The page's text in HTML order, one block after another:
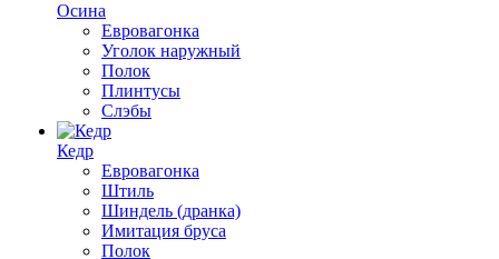
Осина
Евровагонка
Уголок наружный
Полок
Плинтусы
Слэбы
Кедр
Евровагонка
Штиль
Шиндель (дранка)
Имитация бруса
Полок